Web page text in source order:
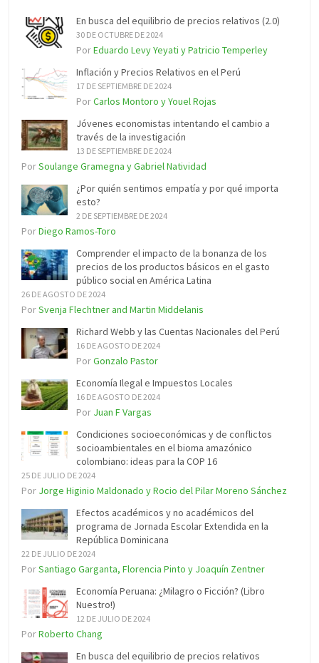
En busca del equilibrio de precios relativos (2.0)
30 DE OCTUBRE DE 2024
PorEduardo Levy Yeyati y Patricio Temperley
Inflación y Precios Relativos en el Perú
17 DE SEPTIEMBRE DE 2024
PorCarlos Montoro y Youel Rojas
Jóvenes economistas intentando el cambio a
través de la investigación
13 DE SEPTIEMBRE DE 2024
PorSoulange Gramegna y Gabriel Natividad
¿Por quién sentimos empatía y por qué importa
esto?
2 DE SEPTIEMBRE DE 2024
PorDiego Ramos-Toro
Comprender el impacto de la bonanza de los
precios de los productos básicos en el gasto
público social en América Latina
26 DE AGOSTO DE 2024
PorSvenja Flechtner and Martin Middelanis
Richard Webb y las Cuentas Nacionales del Perú
16 DE AGOSTO DE 2024
PorGonzalo Pastor
Economía Ilegal e Impuestos Locales
16 DE AGOSTO DE 2024
Por Juan F Vargas
Condiciones socioeconómicas y de conflictos
socioambientales en el bioma amazónico
colombiano: ideas para la COP 16
25 DE JULIO DE 2024
Por Jorge Higinio Maldonado y Rocio del Pilar Moreno Sánchez
Efectos académicos y no académicos del
programa de Jornada Escolar Extendida en la
República Dominicana
22 DE JULIO DE 2024
PorSantiago Garganta, Florencia Pinto y Joaquín Zentner
Economía Peruana: ¿Milagro o Ficción? (Libro
Nuestro!)
12 DE JULIO DE 2024
PorRoberto Chang
En busca del equilibrio de precios relativos